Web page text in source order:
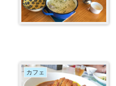
カフェ